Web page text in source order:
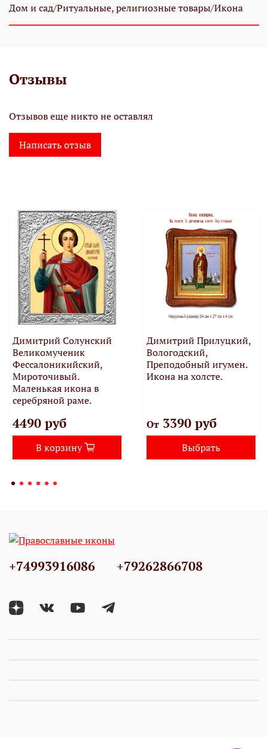
Дом и сад/Ритуальные, религиозные товары/Икона
Отзывы
Отзывов еще никто не оставлял
Написать отзыв
Димитрий Солунский
Великомученик
Фессалоникийский,
Мироточивый.
Маленькая икона в
серебряной раме.
4490 руб
В корзину
Димитрий Прилуцкий,
Вологодский,
Преподобный игумен.
Икона на холсте.
От3390 руб
Выбрать
+74993916086 +79262866708